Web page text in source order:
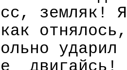
земляк!